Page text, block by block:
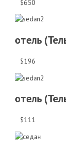
$650
отель
$196
отель
$111